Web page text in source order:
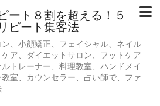
ート８割を超える！５
ピート集客法
、小顔矯正、フェイシャル、ネイル
ア、ダイエットサロン、フットケア
トレーナー、料理教室、ハンドメイ
室、カウンセラー、占い師で、ファ